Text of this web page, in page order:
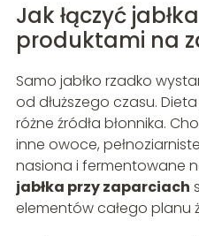
Jak łączyć
produktami na
Samo jabłko rzadko
od dłuższego czasu.
różne źródła błonnika.
inne owoce,
nasiona i fermentowane
jabłka przy zaparciach
elementów całego planu